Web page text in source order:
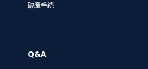
破産手続
Q&A